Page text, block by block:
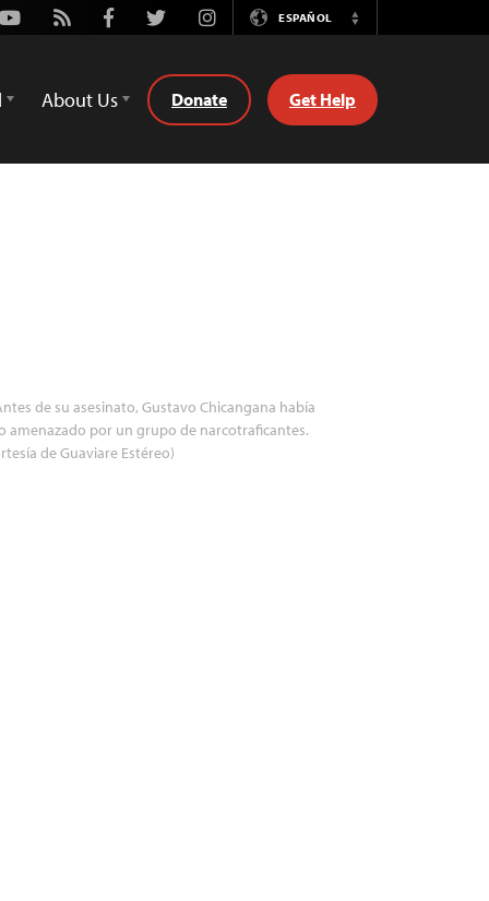
Youtube
Rss FacebookTwitterInstagramESPAÑOL
Switch
About Us Donate Get Help
de su asesinato, Gustavo Chicangana había
amenazado por un grupo de narcotraficantes.
de Guaviare Estéreo)